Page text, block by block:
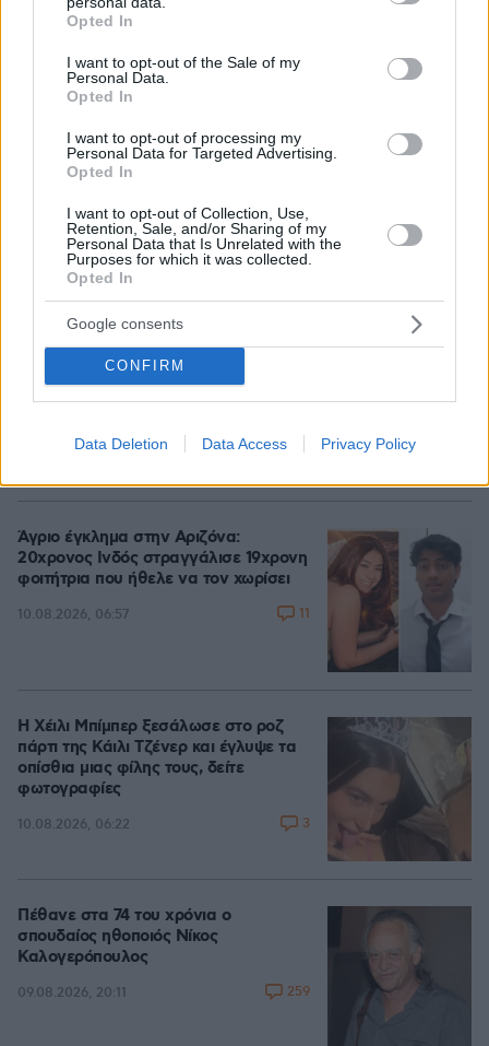
grant or deny consent to Google and its third-party tags to
use your data for below specified purposes in below Google
consent section.
Opted In
I want to opt-out of the Sale of my
Personal Data.
Opted In
I want to opt-out of processing my
Personal Data for Targeted Advertising.
Opted In
I want to opt-out of Collection, Use,
Retention, Sale, and/or Sharing of my
Personal Data that Is Unrelated with the
Purposes for which it was collected.
Opted In
Google consents
CONFIRM
Data Deletion Data Access Privacy Policy
πορτοκαλί» - Τι είπε για το έμφραγμα
Ομπράντοβιτς και Αγγελόπουλους
09.08.2026, 18:32
Χάος στη Μέση Ανατολή 5 μήνες από
την έναρξη του πολέμου: Το
λογαριασμό, οι ΗΠΑ χάνουν τον
έλεγχο της επόμενης ημέρας
10.08.2026, 07:24
Τα αναπάντητα ερωτήματα για την
τραγωδία στην Πάρο με τον νεκρό
4χρονο στην πισίνα: Στο μικροσκόπιο
Άγριο έγκλημα στην Αριζόνα:
20χρονος Ινδός στραγγάλισε 19χρονη
φοιτήτρια που ήθελε να τον χωρίσει
10.08.2026, 06:57 11
Η Χέιλι Μπίμπερ ξεσάλωσε στο ροζ
πάρτι της Κάιλι Τζένερ και έγλυψε τα
οπίσθια μιας φίλης τους, δείτε
φωτογραφίες
10.08.2026, 06:22 3
Πέθανε στα 74 του χρόνια ο
σπουδαίος ηθοποιός Νίκος
Καλογερόπουλος
09.08.2026, 20:11 259